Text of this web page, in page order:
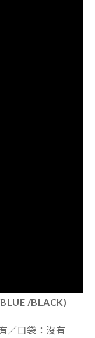
/BLACK)
／口袋：沒有